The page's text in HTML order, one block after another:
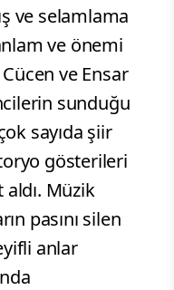
ve selamlama
ve önemi
ve Ensar
sunduğu
sayıda şiir
gösterileri
Müzik
pasını silen
anlar